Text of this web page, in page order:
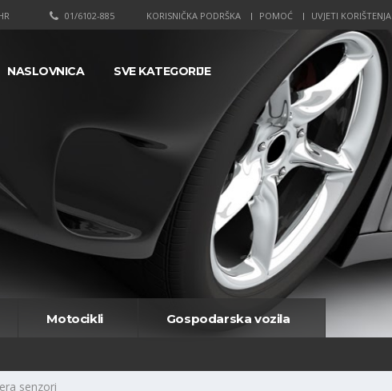
KORISNIČKA PODRŠKA POMOĆ UVJETI KORIŠTENJA
01/6102-885
NASLOVNICA SVE KATEGORIJE
Motocikli Gospodarska vozila